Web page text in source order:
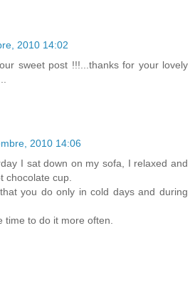
2010 14:02
sweet post !!!...thanks for your lovely
2010 14:06
I sat down on my sofa, I relaxed and
chocolate cup.
you do only in cold days and during
time to do it more often.